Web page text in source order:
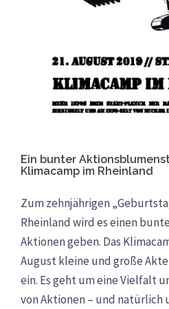
Ein bunter
Klimacamp im Rheinland
Zum zehnjährigen
Rheinland wird es einen
Aktionen geben. Das
August kleine und große
ein. Es geht um eine Vielfalt
von Aktionen – und natürlich